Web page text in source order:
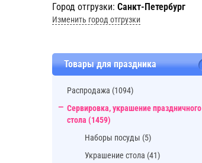
Город отгрузки: Санкт-Петербург
Изменить город отгрузки
Товары для праздника
Распродажа (1094)
Сервировка, украшение праздничного
стола (1459)
Наборы посуды (5)
Украшение стола (41)